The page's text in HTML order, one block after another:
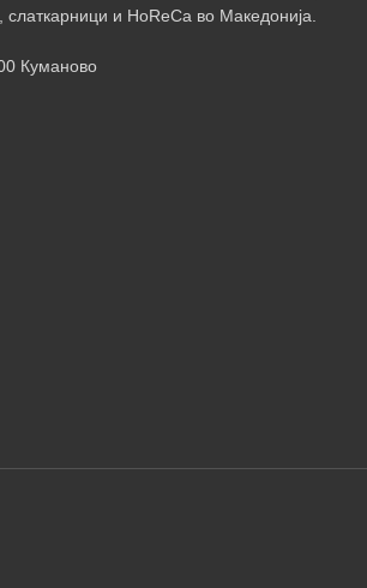
и HoReCa во Македонија.
Куманово